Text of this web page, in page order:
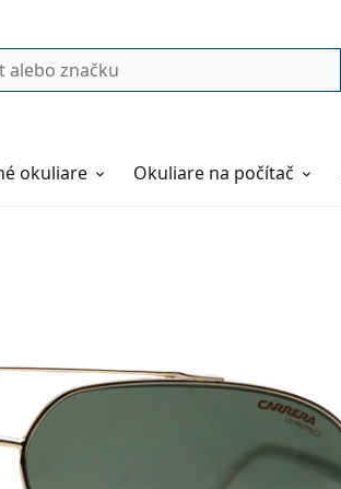
okuliare Okuliare na počítač